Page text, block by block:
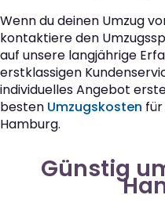
Wenn du deinen Umzug
kontaktiere den
auf unsere langjährige
erstklassigen
individuelles Angebot
besten Umzugskosten
Hamburg.
Günstig